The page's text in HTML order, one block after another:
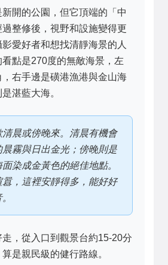
開的公園，但它頂端的「中
整修後，視野和設施變得更
愛好者和想找清靜海景的人
點是270度的無敵海景，左
右手邊是磺港漁港與金山海
湛藍大海。
晨或傍晚來。清晨有機會
霧與日出金光；傍晚則是
染成金黃色的絕佳地點。
，這裡安靜得多，能好好
，從入口到觀景台約15-20分
是親民級的健行路線。